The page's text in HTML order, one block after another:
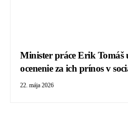
Minister práce Erik Tomáš
ocenenie za ich prínos v
22. mája 2026